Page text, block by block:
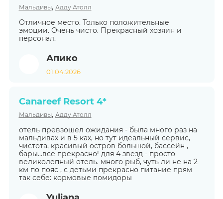
Мальдивы, Адду Атолл
Отличное место. Только положительные
эмоции. Очень чисто. Прекрасный хозяин и
персонал.
Апико
01.04.2026
Canareef Resort 4*
Мальдивы, Адду Атолл
отель превзошел ожидания - была много раз на
мальдивах и в 5 ках, но тут идеальный сервис,
чистота, красивый остров большой, бассейн ,
бары...все прекрасно! для 4 звезд - просто
великолепный отель. много рыб, чуть ли не на 2
км по пояс , с детьми прекрасно питание прям
так себе: кормовые помидоры